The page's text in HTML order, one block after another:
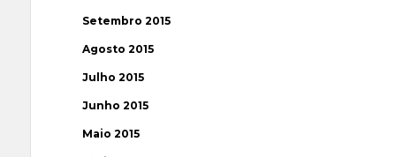
Setembro 2015
Agosto 2015
Julho 2015
Junho 2015
Maio 2015